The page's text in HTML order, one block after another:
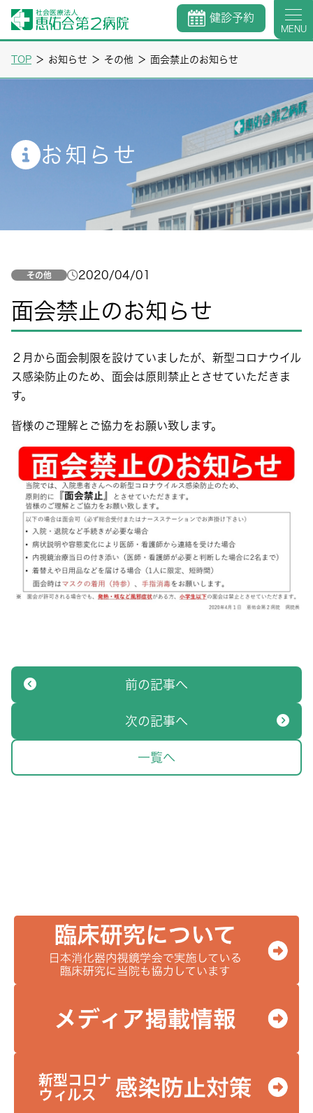
健診予約
MENU
TOP ＞ お知らせ ＞ その他 ＞ 面会禁止のお知らせ
お知らせ
その他 2020/04/01
面会禁止のお知らせ
２月から面会制限を設けていましたが、新型コロナウイル
ス感染防止のため、面会は原則禁止とさせていただきま
す。
皆様のご理解とご協力をお願い致します。
前の記事へ
一覧へ
次の記事へ